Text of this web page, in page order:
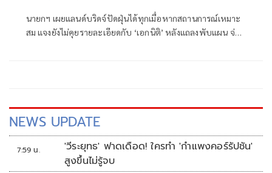
นายกฯ เผยแลนด์บริดจ์ปัดฝุ่นได้ทุกเมื่อหากสถานการณ์เหมาะ
สม แจงยังไม่คุยรายละเอียดกับ ‘เอกนิติ’ หลังแถลงพับแผน จ่อ
NEWS UPDATE
7:59 น.
'วีระยุทธ' ฟาดเดือด! ใครทำ 'กำแพงคอร์รัปชัน'
สูงขึ้นไม่รู้จบ